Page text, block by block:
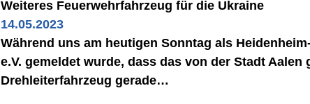
Weiteres Feuerwehrfahrzeug für die Ukraine
14.05.2023
Während uns am heutigen Sonntag als
e.V. gemeldet wurde, dass das von der Stadt Aalen
Drehleiterfahrzeug gerade…